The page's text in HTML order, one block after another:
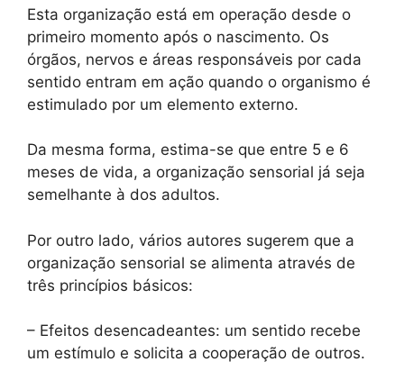
Esta organização está em operação desde o
primeiro momento após o nascimento. Os
órgãos, nervos e áreas responsáveis ​​por cada
sentido entram em ação quando o organismo é
estimulado por um elemento externo.
Da mesma forma, estima-se que entre 5 e 6
meses de vida, a organização sensorial já seja
semelhante à dos adultos.
Por outro lado, vários autores sugerem que a
organização sensorial se alimenta através de
três princípios básicos:
– Efeitos desencadeantes: um sentido recebe
um estímulo e solicita a cooperação de outros.